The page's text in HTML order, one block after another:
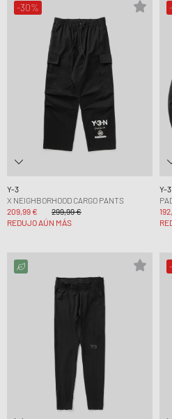
-30%
Y-3
X NEIGHBORHOOD CARGO PANTS
209,99 €
299,99 €
REDUJO AÚN MÁS
Y-3